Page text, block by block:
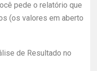
pede o relatório que
(os valores em aberto
de Resultado no